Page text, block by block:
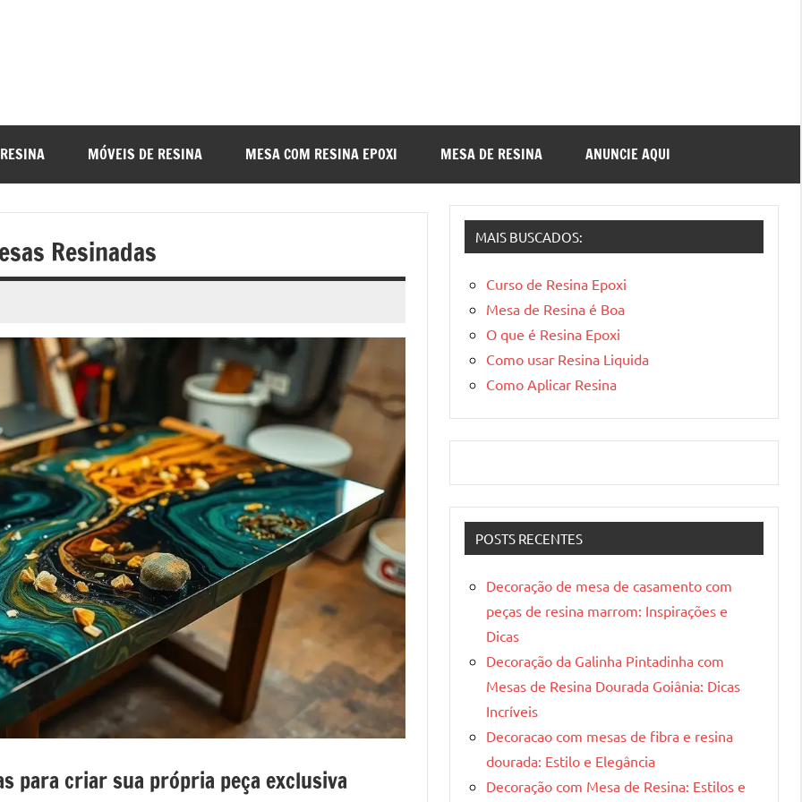
MÓVEIS DE RESINA MESA COM RESINA EPOXI MESA DE RESINA ANUNCIE AQUI
Resinadas
para criar sua própria peça exclusiva
MAIS BUSCADOS:
Curso de Resina Epoxi
Mesa de Resina é Boa
O que é Resina Epoxi
Como usar Resina Liquida
Como Aplicar Resina
POSTS RECENTES
Decoração de mesa de casamento com
peças de resina marrom: Inspirações e
Dicas
Decoração da Galinha Pintadinha com
Mesas de Resina Dourada Goiânia: Dicas
Incríveis
Decoracao com mesas de fibra e resina
dourada: Estilo e Elegância
Decoração com Mesa de Resina: Estilos e